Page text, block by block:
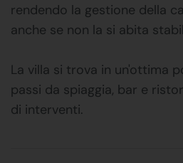
rendendo la gestione della
anche se non la si abita
La villa si trova in un'ottima
passi da spiaggia, bar e
di interventi.